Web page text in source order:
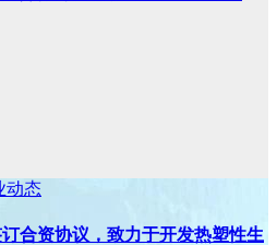
动态
合资协议，致力于开发热塑性生